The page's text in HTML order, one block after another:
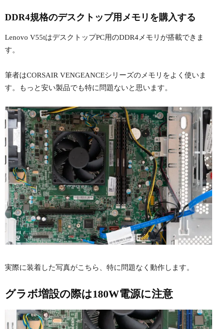
DDR4規格のデスクトップ用メモリを購入する
Lenovo V55tはデスクトップPC用のDDR4メモリが搭載できま
す。
筆者はCORSAIR VENGEANCEシリーズのメモリをよく使いま
す。もっと安い製品でも特に問題ないと思います。
実際に装着した写真がこちら、特に問題なく動作します。
グラボ増設の際は180W電源に注意